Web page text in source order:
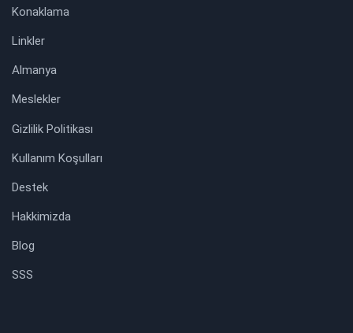
Konaklama
Linkler
Almanya
Meslekler
Gizlilik Politikası
Kullanım Koşulları
Destek
Hakkimizda
Blog
SSS